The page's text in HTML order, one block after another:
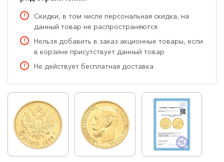
Скидки, в том числе персональная скидка, на
данный товар не распространяются
Нельзя добавить в заказ акционные товары, если
в корзине присутствует данный товар
Не действует бесплатная доставка